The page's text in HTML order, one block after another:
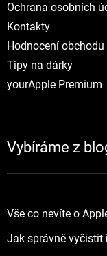
Ochrana osobních
Kontakty
Hodnocení obchodu
Tipy na dárky
yourApple Premium
Vybíráme z
Vše co nevíte o
Jak správně vyčistit